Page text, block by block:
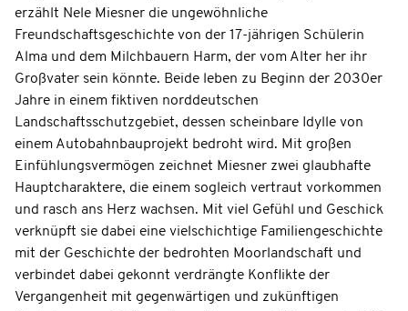
erzählt Nele Miesner die ungewöhnliche
Freundschaftsgeschichte von der 17-jährigen Schülerin
Alma und dem Milchbauern Harm, der vom Alter her ihr
Großvater sein könnte. Beide leben zu Beginn der 2030er
Jahre in einem fiktiven norddeutschen
Landschaftsschutzgebiet, dessen scheinbare Idylle von
einem Autobahnbauprojekt bedroht wird. Mit großen
Einfühlungsvermögen zeichnet Miesner zwei glaubhafte
Hauptcharaktere, die einem sogleich vertraut vorkommen
und rasch ans Herz wachsen. Mit viel Gefühl und Geschick
verknüpft sie dabei eine vielschichtige Familiengeschichte
mit der Geschichte der bedrohten Moorlandschaft und
verbindet dabei gekonnt verdrängte Konflikte der
Vergangenheit mit gegenwärtigen und zukünftigen